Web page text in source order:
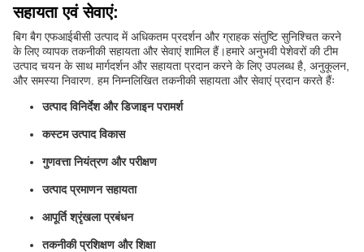
सहायता एवं सेवाएं:
बिग बैग एफआईबीसी उत्पाद में अधिकतम प्रदर्शन और ग्राहक संतुष्टि सुनिश्चित करने
के लिए व्यापक तकनीकी सहायता और सेवाएं शामिल हैं।हमारे अनुभवी पेशेवरों की टीम
उत्पाद चयन के साथ मार्गदर्शन और सहायता प्रदान करने के लिए उपलब्ध है, अनुकूलन,
और समस्या निवारण. हम निम्नलिखित तकनीकी सहायता और सेवाएं प्रदान करते हैंः
उत्पाद विनिर्देश और डिजाइन परामर्श
कस्टम उत्पाद विकास
गुणवत्ता नियंत्रण और परीक्षण
उत्पाद प्रमाणन सहायता
आपूर्ति श्रृंखला प्रबंधन
तकनीकी प्रशिक्षण और शिक्षा